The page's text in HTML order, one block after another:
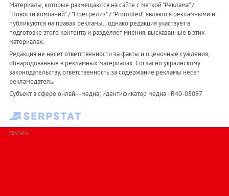
Материалы, которые размещаются на сайте с меткой "Реклама" /
"Новости компаний" / "Пресрелиз" / "Promoted", являются рекламными и
публикуются на правах рекламы. , однако редакция участвует в
подготовке этого контента и разделяет мнения, высказанные в этих
материалах.
Редакция не несет ответственности за факты и оценочные суждения,
обнародованные в рекламных материалах. Согласно украинскому
законодательству, ответственность за содержание рекламы несет
рекламодатель.
Субъект в сфере онлайн-медиа; идентификатор медиа - R40-05097
РЕКЛАМА